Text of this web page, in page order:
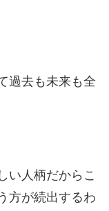
過去も未来も全
い人柄だからこ
方が続出するわ